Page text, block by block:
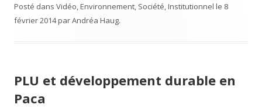
e
b
o
t
t
e
Posté dans Vidéo,Environnement, Société,Institutionnel le 8
février 2014parAndréa Haug.
PLU et développement durable en
Paca